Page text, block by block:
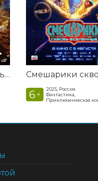
Последний богатырь. Колобок
6 +
2025, Россия
Фантастика,
Приключенческая